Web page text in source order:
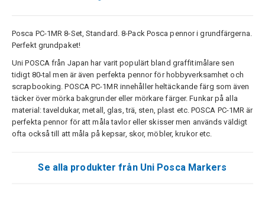
Posca PC-1MR 8-Set, Standard. 8-Pack Posca pennor i grundfärgerna.
Perfekt grundpaket!
Uni POSCA från Japan har varit populärt bland graffitimålare sen
tidigt 80-tal men är även perfekta pennor för hobbyverksamhet och
scrapbooking. POSCA PC-1MR innehåller heltäckande färg som även
täcker över mörka bakgrunder eller mörkare färger. Funkar på alla
material: taveldukar, metall, glas, trä, sten, plast etc. POSCA PC-1MR är
perfekta pennor för att måla tavlor eller skisser men används väldigt
ofta också till att måla på kepsar, skor, möbler, krukor etc.
Se alla produkter från Uni Posca Markers